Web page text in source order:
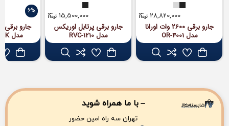
28,820,000
جارو برقی 2600 وات اورانا
مدل OR-4001
15,500,000
جارو برقی پرتابل اوریکس
مدل RVC-1210
6%
جارو برقی
مدل AVC-CS21BK
با ما همراه شوید
تهران سه راه امین حضور